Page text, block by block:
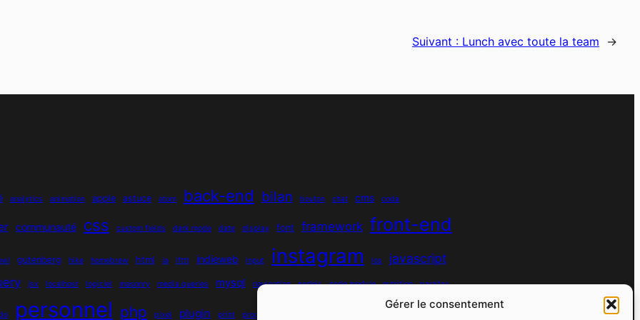
Gérer le consentement
Suivant : Lunch avec toute la team →
analytics animation apple astuce atom back-end bilan bouton chat cms coda
communauté css custom fields dark mode date display font framework front-end
gutenberg hike homebrew html ia ifttt indieweb input instagram ios javascript
jsx localhost logiciel masonry media queries mysql navigation nodejs node module nutrition parallax
personnel php pixel plugin print programmation objet